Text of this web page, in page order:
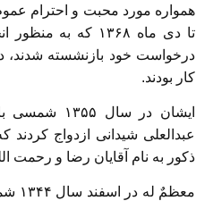
همواره مورد محبت و احترام
تا دی ماه ۱۳۶۸ که
درخواست خود بازنشسته شدند،
کار بودند.
ایشان در
عبدالعلی شیدانی ازدواج
ذکور به نام آقایان رضا و رحمت